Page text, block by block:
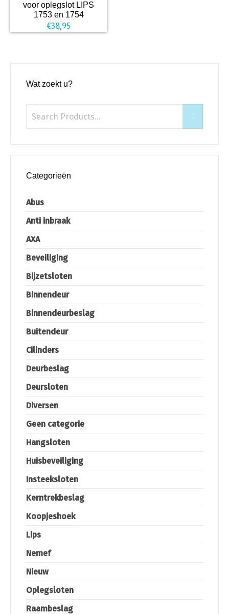
voor oplegslot LIPS
1753 en 1754
€38,95
Wat zoekt u?
Categorieën
Abus
Anti inbraak
AXA
Beveiliging
Bijzetsloten
Binnendeur
Binnendeurbeslag
Buitendeur
Cilinders
Deurbeslag
Deursloten
Diversen
Geen categorie
Hangsloten
Huisbeveiliging
Insteeksloten
Kerntrekbeslag
Koopjeshoek
Lips
Nemef
Nieuw
Oplegsloten
Raambeslag